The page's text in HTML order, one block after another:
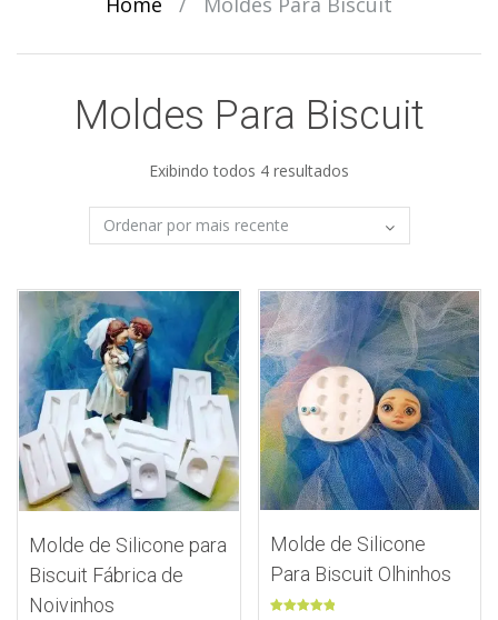
Moldes Para Biscuit
Exibindo todos 4 resultados
Molde de Silicone para
Biscuit Fábrica de
Noivinhos
Molde de Silicone
Para Biscuit Olhinhos